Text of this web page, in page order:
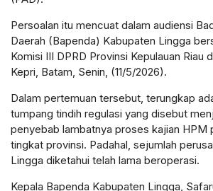
Persoalan itu mencuat dalam audiensi
Daerah (Bapenda) Kabupaten Lingga
Komisi III DPRD Provinsi Kepulauan Riau
Kepri, Batam, Senin, (11/5/2026).
Dalam pertemuan tersebut, terungkap
tumpang tindih regulasi yang disebut
penyebab lambatnya proses kajian HPM
tingkat provinsi. Padahal, sejumlah
Lingga diketahui telah lama beroperasi.
Kepala Bapenda Kabupaten Lingga,